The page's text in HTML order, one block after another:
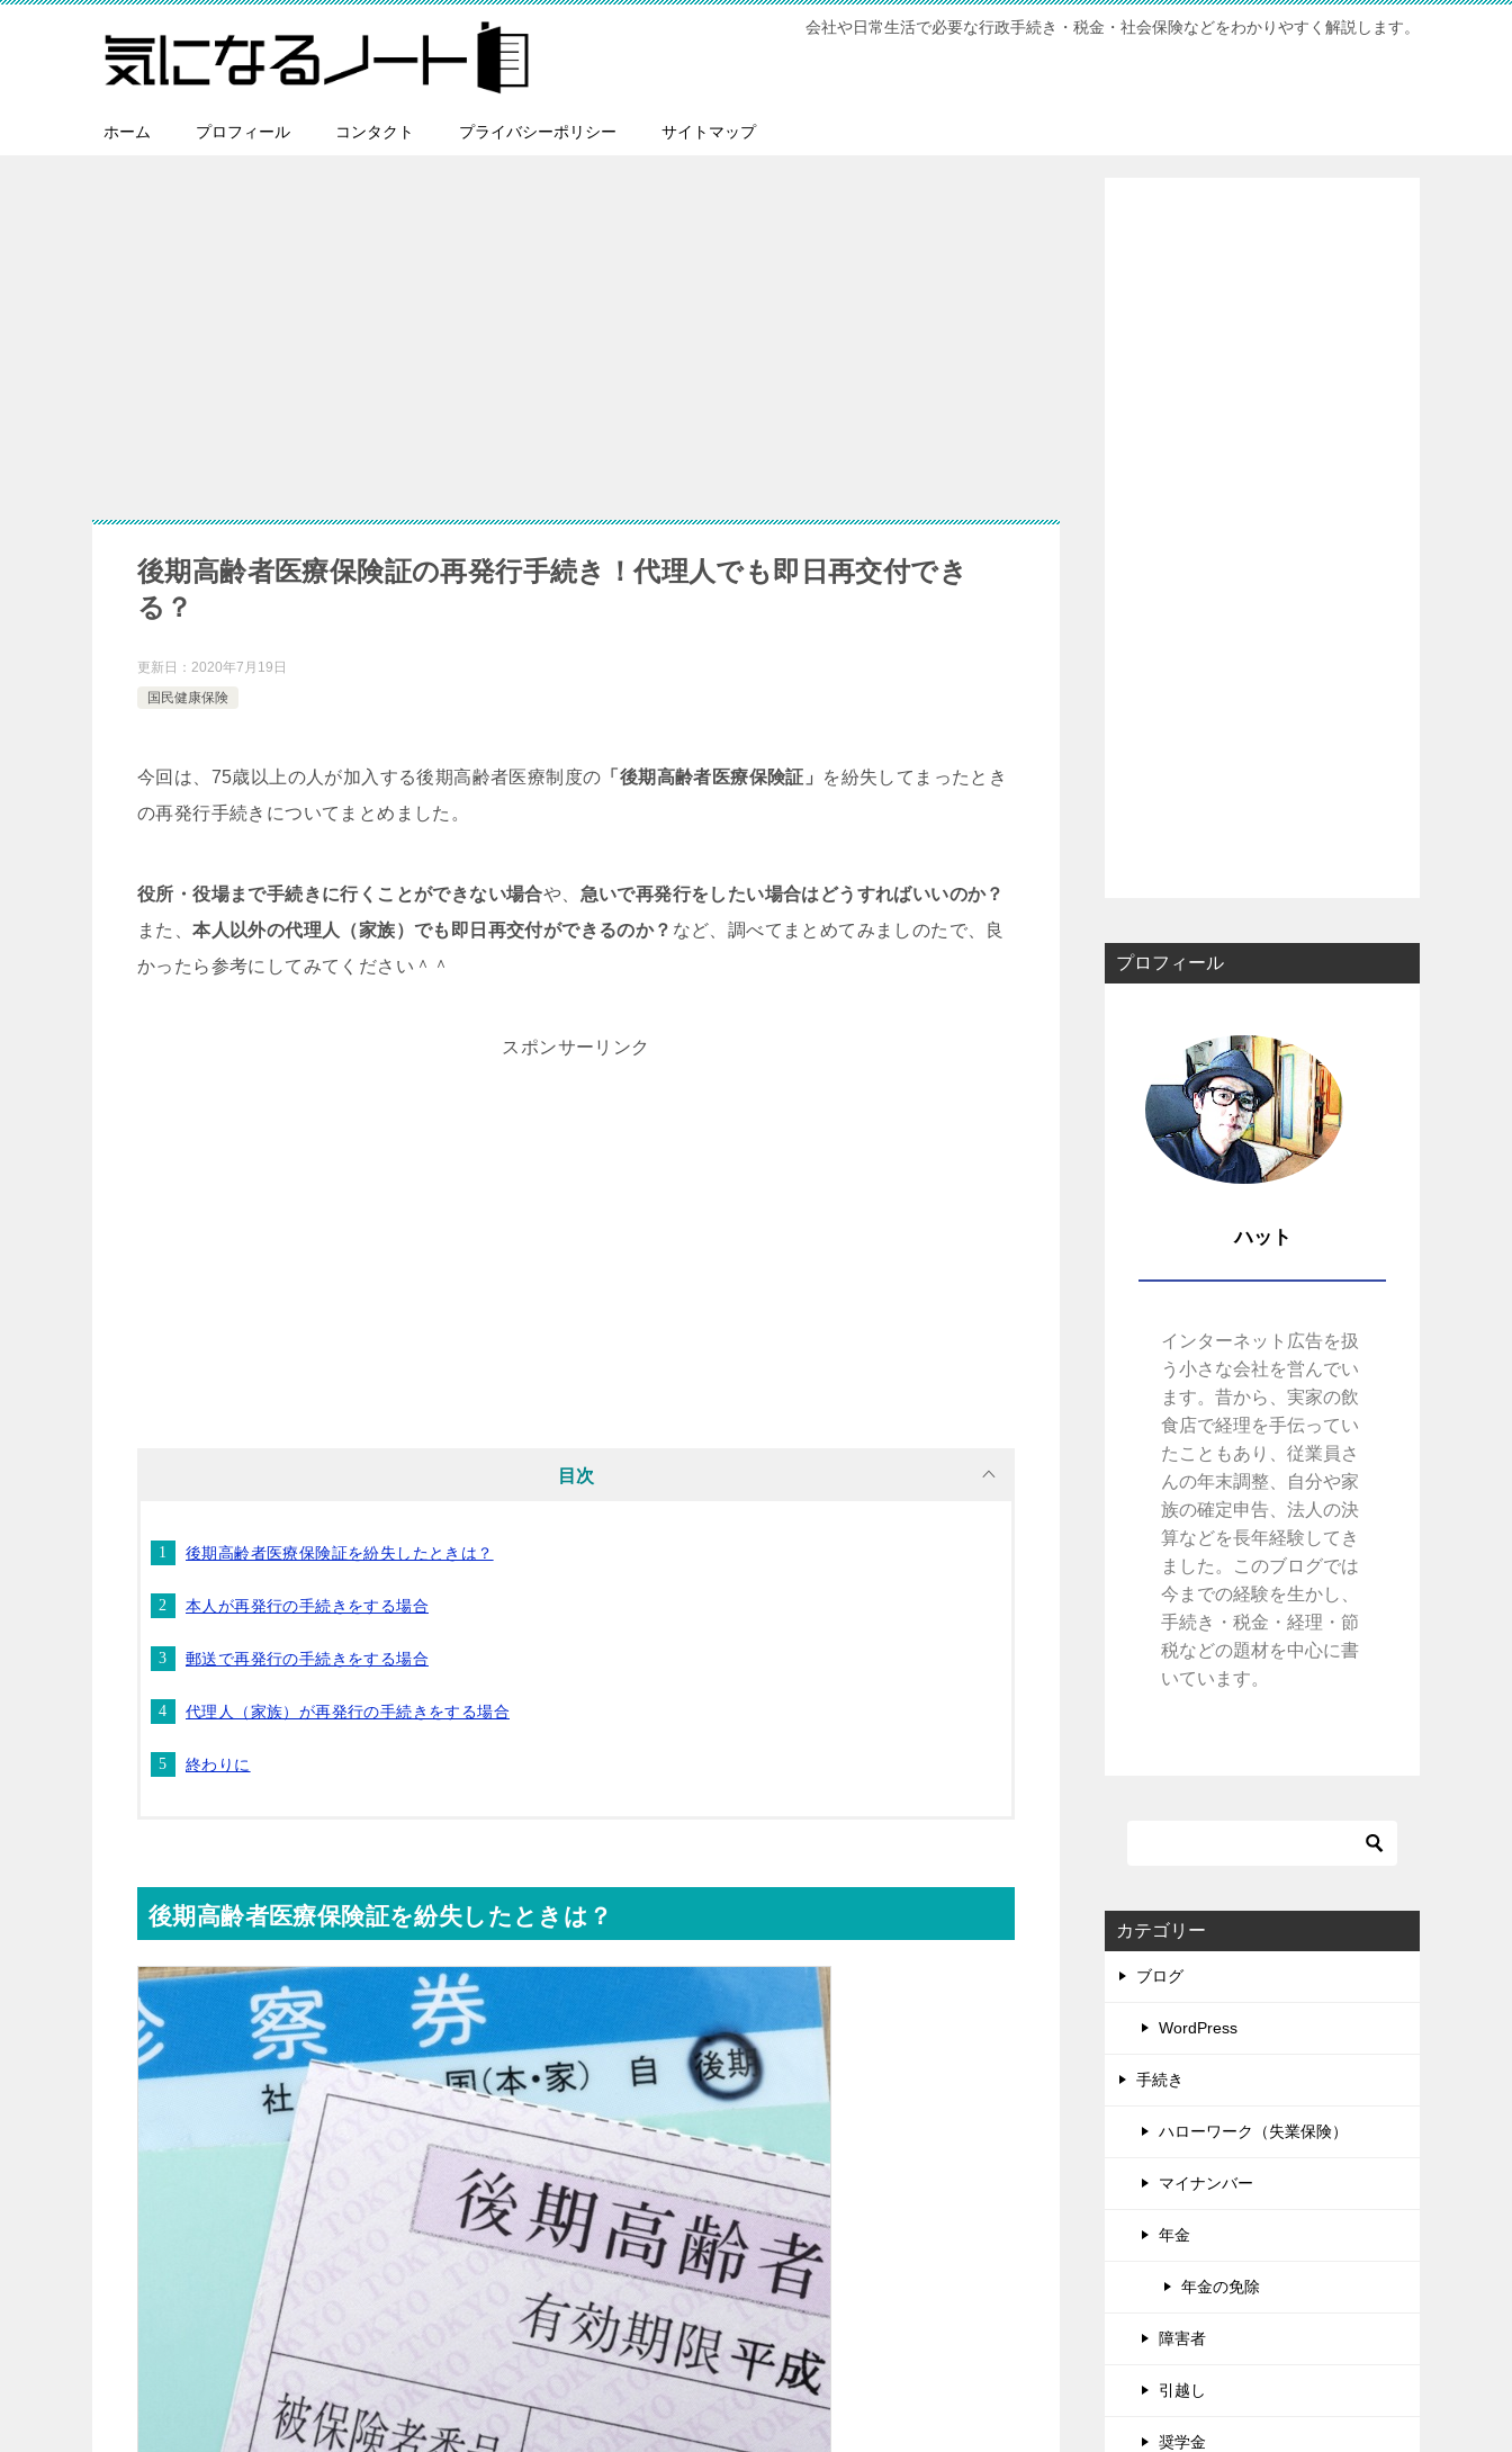
会社や日常生活で必要な行政手続き・税金・社会保険などをわかりやすく解説します。
ホーム プロフィール コンタクト プライバシーポリシー サイトマップ
後期高齢者医療保険証の再発行手続き！代理人でも即日再交付でき
る？
更新日： 2020年7月19日
国民健康保険
今回は、75歳以上の人が加入する後期高齢者医療制度の 「後期高齢者医療保険証」
を紛失してまったとき
の再発行手続きについてまとめました。
役所・役場まで手続きに行くことができない場合や、 急いで再発行をしたい場合はどうすればいいのか？
また、本人以外の代理人（家族）でも即日再交付ができるのか？ など、調べてまとめてみましのたで、良
かったら参考にしてみてください＾＾
スポンサーリンク
目次
後期高齢者医療保険証を紛失したときは？
本人が再発行の手続きをする場合
郵送で再発行の手続きをする場合
代理人（家族）が再発行の手続きをする場合
終わりに
後期高齢者医療保険証を紛失したときは？
プロフィール
ハット
インターネット広告を扱
う小さな会社を営んでい
ます。昔から、実家の飲
食店で経理を手伝ってい
たこともあり、従業員さ
んの年末調整、自分や家
族の確定申告、法人の決
算などを長年経験してき
ました。このブログでは
今までの経験を生かし、
手続き・税金・経理・節
税などの題材を中心に書
いています。
カテゴリー
ブログ
WordPress
手続き
ハローワーク（失業保険）
マイナンバー
年金
年金の免除
障害者
引越し
奨学金